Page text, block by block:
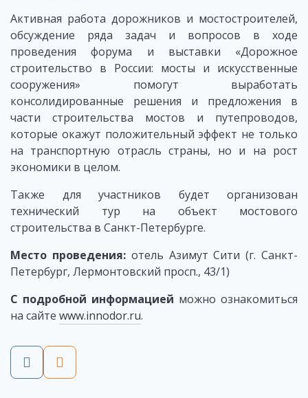
Активная работа дорожников и мостостроителей,
обсуждение ряда задач и вопросов в ходе
проведения форума и выставки «Дорожное
строительство в России: мосты и искусственные
сооружения» помогут выработать
консолидированные решения и предложения в
части строительства мостов и путепроводов,
которые окажут положительный эффект не только
на транспортную отрасль страны, но и на рост
экономики в целом.
Также для участников будет организован
технический тур на объект мостового
строительства в Санкт-Петербурге.
Место проведения:отель Азимут Сити (г. Санкт-
Петербург, Лермонтовский просп., 43/1)
С подробной информацией можно ознакомиться
на сайте www.innodor.ru.